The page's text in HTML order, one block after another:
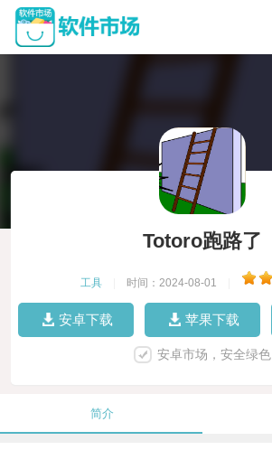
Totoro跑路了
工具 时间：2024-08-01
安卓下载 苹果下载
安卓市场，安全绿色
简介